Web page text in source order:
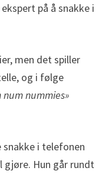
på å snakke i
men det spiller
og i følge
num nummies»
i telefonen
gjøre. Hun går rundt